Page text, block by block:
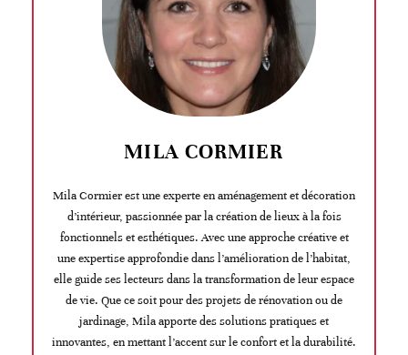
MILA CORMIER
Mila Cormier est une experte en aménagement et décoration
d’intérieur, passionnée par la création de lieux à la fois
fonctionnels et esthétiques. Avec une approche créative et
une expertise approfondie dans l’amélioration de l’habitat,
elle guide ses lecteurs dans la transformation de leur espace
de vie. Que ce soit pour des projets de rénovation ou de
jardinage, Mila apporte des solutions pratiques et
innovantes, en mettant l’accent sur le confort et la durabilité.